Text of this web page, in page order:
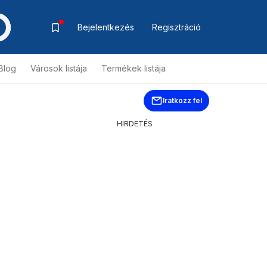
Bejelentkezés Regisztráció
Városok listája Termékek listája
Iratkozz fel
HIRDETÉS